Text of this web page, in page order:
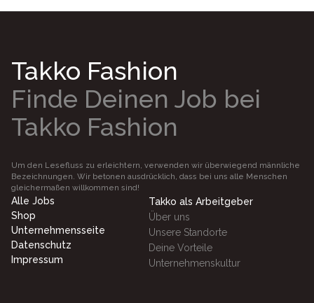
Takko Fashion
Finde Deinen Job bei
Takko Fashion
Um den Lesefluss zu erleichtern, verwenden wir überwiegend männliche
Bezeichnungen. Wir betonen ausdrücklich, dass bei uns alle Menschen
gleichermaßen willkommen sind!
Alle Jobs
Shop
Unternehmensseite
Datenschutz
Impressum
Takko als Arbeitgeber
Über uns
Unsere Standorte
Deine Vorteile
Unternehmenskultur